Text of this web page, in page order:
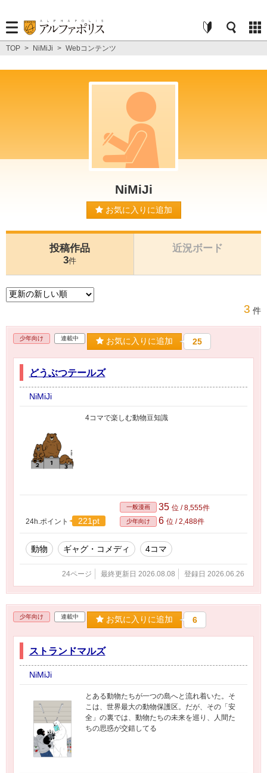
TOP > NiMiJi > Webコンテンツ
NiMiJi
お気に入りに追加
投稿作品
3件
近況ボード
3 件
少年向け 連載中 お気に入りに追加 25
どうぶつテールズ
NiMiJi
4コマで楽しむ動物豆知識
24h.ポイント 221pt
一般漫画 35 位 / 8,555件
少年向け 6 位 / 2,488件
動物 ギャグ・コメディ 4コマ
24ページ 最終更新日 2026.08.08 登録日 2026.06.26
少年向け 連載中 お気に入りに追加 6
ストランドマルズ
NiMiJi
とある動物たちが一つの島へと流れ着いた。そ
こは、世界最大の動物保護区。だが、その「安
全」の裏では、動物たちの未来を巡り、人間た
ちの思惑が交錯してる